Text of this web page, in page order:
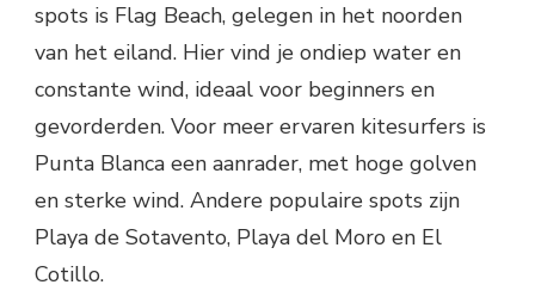
spots is Flag Beach, gelegen in het noorden
van het eiland. Hier vind je ondiep water en
constante wind, ideaal voor beginners en
gevorderden. Voor meer ervaren kitesurfers is
Punta Blanca een aanrader, met hoge golven
en sterke wind. Andere populaire spots zijn
Playa de Sotavento, Playa del Moro en El
Cotillo.